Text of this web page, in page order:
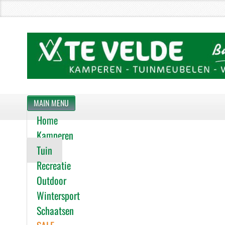
MAIN MENU
Home
Kamperen
Tuin
Recreatie
Outdoor
Wintersport
Schaatsen